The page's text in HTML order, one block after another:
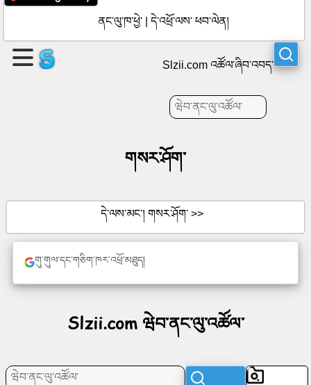
སྡེ་
ལེབ་
ཚུ་
སྟོན་
ནང་ལུ་ཁ་ཕྱེ་ དེ་འཕྲོ་ལས་ ཕབ་ལེན།
Slzii.com འཚོལ་ཞིབ་འབད་
གསར་ཤོག་
དེ་ལས་མང་། གསར་ཤོག་ >>
གུ་གུལ་དང་གཅིག་ཁར་འཕྲོ་མཐུད།
Slzii.com ཝེབ་ནང་ལུ་འཚོལ་